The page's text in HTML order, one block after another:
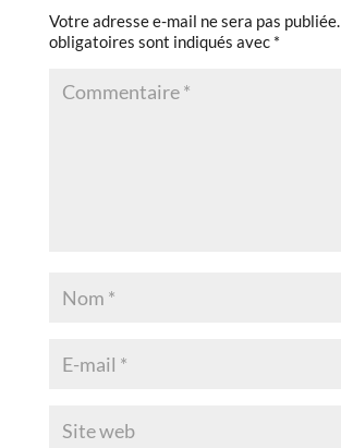
Votre adresse e-mail ne sera pas publiée.
obligatoires sont indiqués avec *